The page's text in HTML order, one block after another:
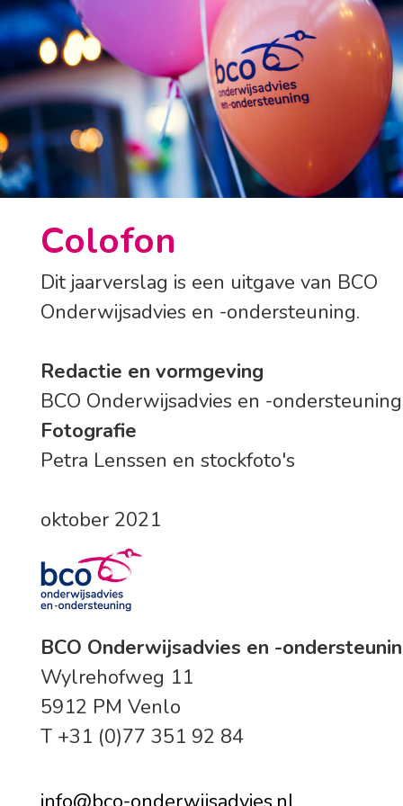
Colofon
Dit jaarverslag is een uitgave van BCO
Onderwijsadvies en -ondersteuning.
Redactie en vormgeving
BCO Onderwijsadvies en -ondersteuning
Fotografie
Petra Lenssen en stockfoto's
oktober 2021
BCO Onderwijsadvies en -
Wylrehofweg 11
5912 PM Venlo
T +31 (0)77 351 92 84